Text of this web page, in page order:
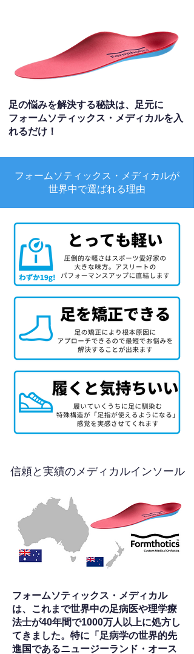
足の悩みを解決する秘訣は、足元に
フォームソティックス・メディカルを入
れるだけ！
フォームソティックス・メディカルが
世界中で選ばれる理由
信頼と実績のメディカルインソール
フォームソティックス・メディカル
は、これまで世界中の足病医や理学療
法士が40年間で1000万人以上に処方し
てきました。特に「足病学の世界的先
進国であるニュージーランド・オース